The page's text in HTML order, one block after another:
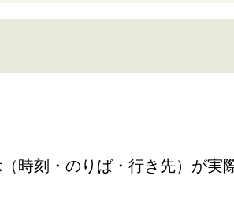
時刻・のりば・行き先）が実